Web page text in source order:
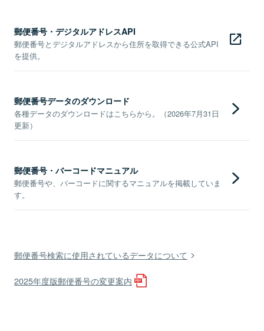
郵便番号・デジタルアドレスAPI
郵便番号とデジタルアドレスから住所を取得できる公式API
を提供。
郵便番号データのダウンロード
各種データのダウンロードはこちらから。（2026年7月31日
更新）
郵便番号・バーコードマニュアル
郵便番号や、バーコードに関するマニュアルを掲載していま
す。
郵便番号検索に使用されているデータについて
2025年度版郵便番号の変更案内